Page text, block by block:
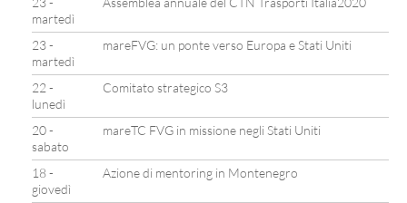
martedì
23 -
martedì
mareFVG: un ponte verso Europa e Stati Uniti
22 -
lunedì
Comitato strategico S3
20 -
sabato
mareTC FVG in missione negli Stati Uniti
18 -
giovedì
Azione di mentoring in Montenegro